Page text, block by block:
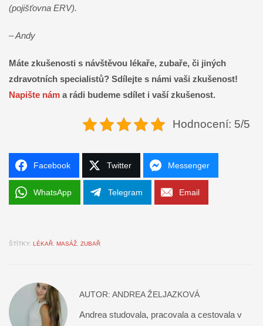
(pojišťovna ERV).
– Andy
Máte zkušenosti s návštěvou lékaře, zubaře, či jiných
zdravotních specialistů? Sdílejte s námi vaši zkušenost!
Napište nám a rádi budeme sdílet i vaší zkušenost.
Hodnocení: 5/5
Facebook Twitter Messenger
WhatsApp Telegram Email
ŠTÍTKY: LÉKAŘ MASÁŽ ZUBAŘ
AUTOR: ANDREA ŽELJAZKOVÁ
Andrea studovala, pracovala a cestovala v